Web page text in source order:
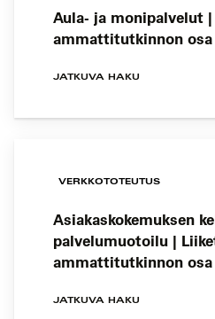
Aula- ja monipalvelut
ammattitutkinnon osa
JATKUVA HAKU
VERKKOTOTEUTUS
Asiakaskokemuksen
palvelumuotoilu |
ammattitutkinnon osa
JATKUVA HAKU